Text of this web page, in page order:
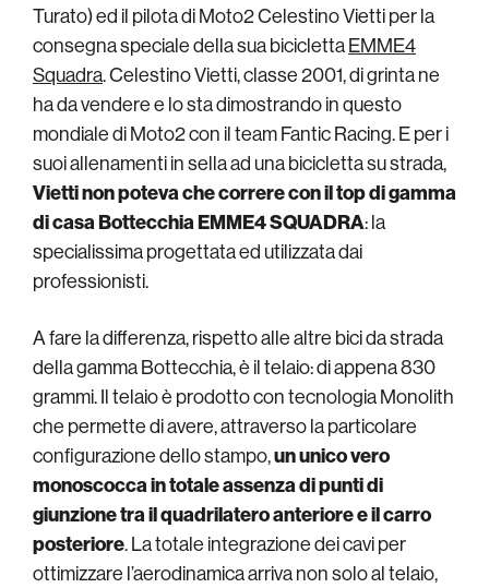
Turato) ed il pilota di Moto2 Celestino Vietti per la
consegna speciale della sua biciclettaEMME4
Squadra. Celestino Vietti, classe 2001, di grinta ne
ha da vendere e lo sta dimostrando in questo
mondiale di Moto2 con il team Fantic Racing. E per i
suoi allenamenti in sella ad una bicicletta su strada,
Vietti non poteva che correre con il top di gamma
di casa Bottecchia EMME4 SQUADRA: la
specialissima progettata ed utilizzata dai
professionisti.
A fare la differenza, rispetto alle altre bici da strada
della gamma Bottecchia, è il telaio: di appena 830
grammi. Il telaio è prodotto con tecnologia Monolith
che permette di avere, attraverso la particolare
configurazione dello stampo,un unico vero
monoscocca in totale assenza di punti di
giunzione tra il quadrilatero anteriore e il carro
posteriore. La totale integrazione dei cavi per
ottimizzare l’aerodinamica arriva non solo al telaio,